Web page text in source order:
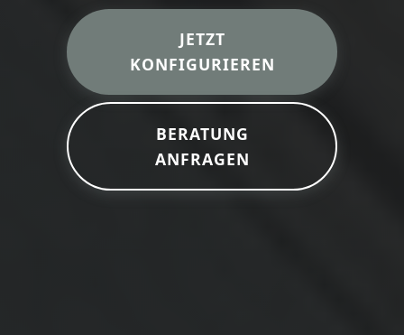
JETZT
KONFIGURIEREN
BERATUNG
ANFRAGEN